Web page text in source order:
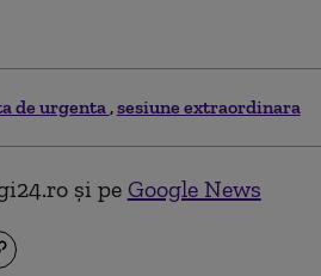
de urgenta sesiune extraordinara
și pe Google News